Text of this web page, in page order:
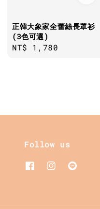
正韓大象家全蕾絲長罩衫
(3色可選)
Regular
NT$ 1,780
Follow us